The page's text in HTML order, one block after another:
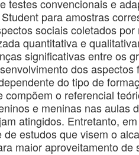
testes convencionais e
para amostras
sociais coletados
quantitativa e
significativas entre os
dos
do tipo de
compõem o referencial
e meninas nas aulas
atingidos. Entretanto,
de estudos que visem o
maior aproveitamento de